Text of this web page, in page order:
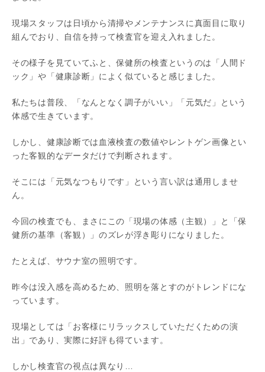
現場スタッフは日頃から清掃やメンテナンスに真面目に取り
組んでおり、自信を持って検査官を迎え入れました。
その様子を見ていてふと、保健所の検査というのは「人間ド
ック」や「健康診断」によく似ていると感じました。
私たちは普段、「なんとなく調子がいい」「元気だ」という
体感で生きています。
しかし、健康診断では血液検査の数値やレントゲン画像とい
った客観的なデータだけで判断されます。
そこには「元気なつもりです」という言い訳は通用しませ
ん。
今回の検査でも、まさにこの「現場の体感（主観）」と「保
健所の基準（客観）」のズレが浮き彫りになりました。
たとえば、サウナ室の照明です。
昨今は没入感を高めるため、照明を落とすのがトレンドにな
っています。
現場としては「お客様にリラックスしていただくための演
出」であり、実際に好評も得ています。
しかし検査官の視点は異なり…